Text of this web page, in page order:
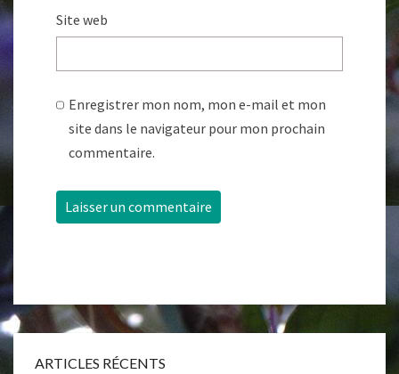
Site web
Enregistrer mon nom, mon e-mail et mon
site dans le navigateur pour mon prochain
commentaire.
ARTICLES RÉCENTS